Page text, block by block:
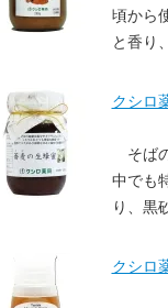
頃から
と香り
クシロ
そば
中でも
り、黒
クシロ